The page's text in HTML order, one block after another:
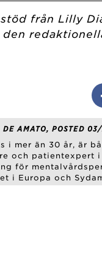
från Lilly
DE AMATO, POSTED
i mer än 30 år, är
och patientexpert
för
i Europa och